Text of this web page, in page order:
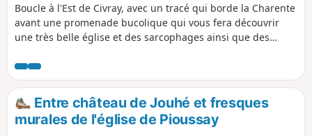
Boucle à l'Est de Civray, avec un tracé qui borde la Charente
avant une promenade bucolique qui vous fera découvrir
une très belle église et des sarcophages ainsi que des
se faire en famille.
Entre château de Jouhé et fresques
murales de l'église de Pioussay